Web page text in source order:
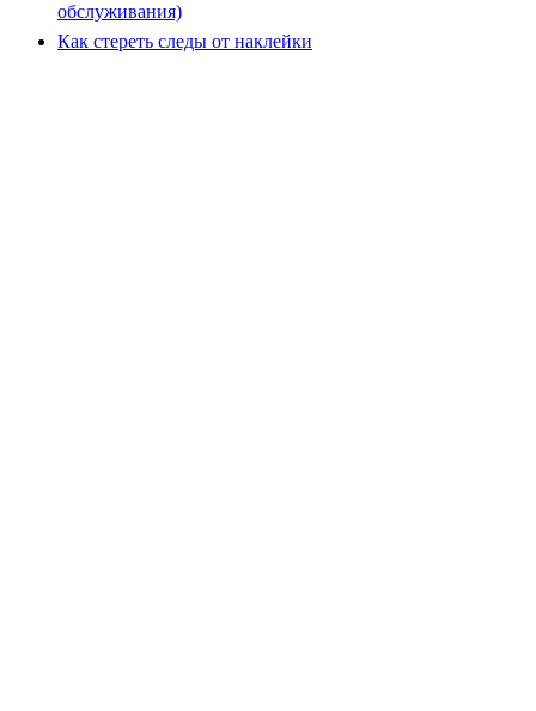
обслуживания)
Как стереть следы от наклейки